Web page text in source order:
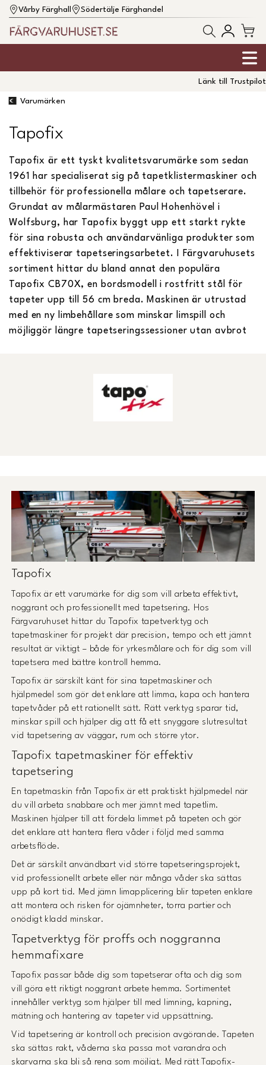
Vårby Färghall Södertälje Färghandel
Länk till Trustpilot
Varumärken
Tapofix
Tapofix är ett tyskt kvalitetsvarumärke som sedan
1961 har specialiserat sig på tapetklistermaskiner och
tillbehör för professionella målare och tapetserare.
Grundat av målarmästaren Paul Hohenhövel i
Wolfsburg, har Tapofix byggt upp ett starkt rykte
för sina robusta och användarvänliga produkter som
effektiviserar tapetseringsarbetet. I Färgvaruhusets
sortiment hittar du bland annat den populära
Tapofix CB70X, en bordsmodell i rostfritt stål för
tapeter upp till 56 cm breda. Maskinen är utrustad
med en ny limbehållare som minskar limspill och
möjliggör längre tapetseringssessioner utan avbrot
Tapofix
Tapofix är ett varumärke för dig som vill arbeta effektivt,
noggrant och professionellt med tapetsering. Hos
Färgvaruhuset hittar du Tapofix tapetverktyg och
tapetmaskiner för projekt där precision, tempo och ett jämnt
resultat är viktigt – både för yrkesmålare och för dig som vill
tapetsera med bättre kontroll hemma.
Tapofix är särskilt känt för sina tapetmaskiner och
hjälpmedel som gör det enklare att limma, kapa och hantera
tapetvåder på ett rationellt sätt. Rätt verktyg sparar tid,
minskar spill och hjälper dig att få ett snyggare slutresultat
vid tapetsering av väggar, rum och större ytor.
Tapofix tapetmaskiner för effektiv
tapetsering
En tapetmaskin från Tapofix är ett praktiskt hjälpmedel när
du vill arbeta snabbare och mer jämnt med tapetlim.
Maskinen hjälper till att fördela limmet på tapeten och gör
det enklare att hantera flera våder i följd med samma
arbetsflöde.
Det är särskilt användbart vid större tapetseringsprojekt,
vid professionellt arbete eller när många våder ska sättas
upp på kort tid. Med jämn limapplicering blir tapeten enklare
att montera och risken för ojämnheter, torra partier och
onödigt kladd minskar.
Tapetverktyg för proffs och noggranna
hemmafixare
Tapofix passar både dig som tapetserar ofta och dig som
vill göra ett riktigt noggrant arbete hemma. Sortimentet
innehåller verktyg som hjälper till med limning, kapning,
mätning och hantering av tapeter vid uppsättning.
Vid tapetsering är kontroll och precision avgörande. Tapeten
ska sättas rakt, våderna ska passa mot varandra och
skarvarna ska bli så rena som möjligt. Med rätt Tapofix-